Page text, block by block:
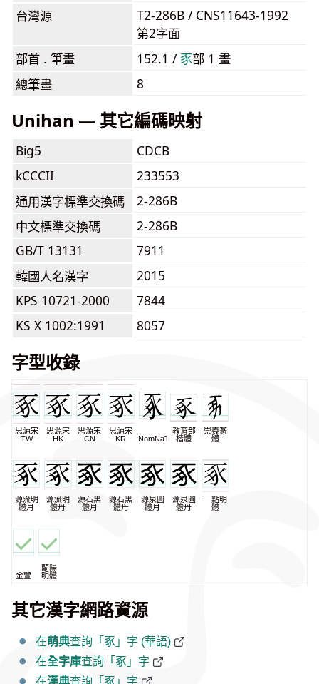
台灣源
T2-286B / CNS11643-1992
第2字面
部首 . 筆畫
152.1 /⾗部 1 畫
總筆畫
8
Unihan — 其它編碼映射
Big5
CDCB
kCCCII
233553
通用漢字標準交換碼
2-286B
中文標準交換碼
2-286B
GB/T 13131
7911
韓國人名漢字
2015
KPS 10721-2000
7844
KS X 1002:1991
8057
字型收錄
思源宋
TW
思源宋
HK
思源宋
CN
思源宋
KR
NomNaTong
教育部
楷體
崇羲篆
體
源流明
體月
源流明
體丹
源石黑
體月
源石黑
體丹
源泉圓
體月
源泉圓
體丹
一點明
體
金萱
蘭陽
明體
其它漢字網路資源
在萌典查詢「豖」字 (華語)
在全字庫查詢「豖」字